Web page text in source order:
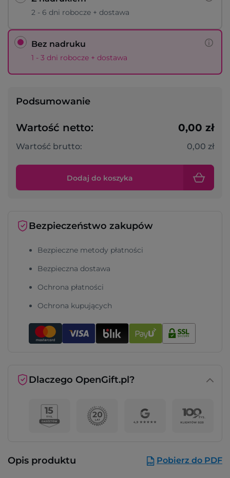
2 - 6 dni robocze + dostawa
Bez nadruku
1 - 3 dni robocze + dostawa
Podsumowanie
Wartość netto: 0,00 zł
Wartość brutto: 0,00 zł
Dodaj do koszyka
Bezpieczeństwo zakupów
Bezpieczne metody płatności
Bezpieczna dostawa
Ochrona płatności
Ochrona kupujących
Dlaczego OpenGift.pl?
Opis produktu Pobierz do PDF